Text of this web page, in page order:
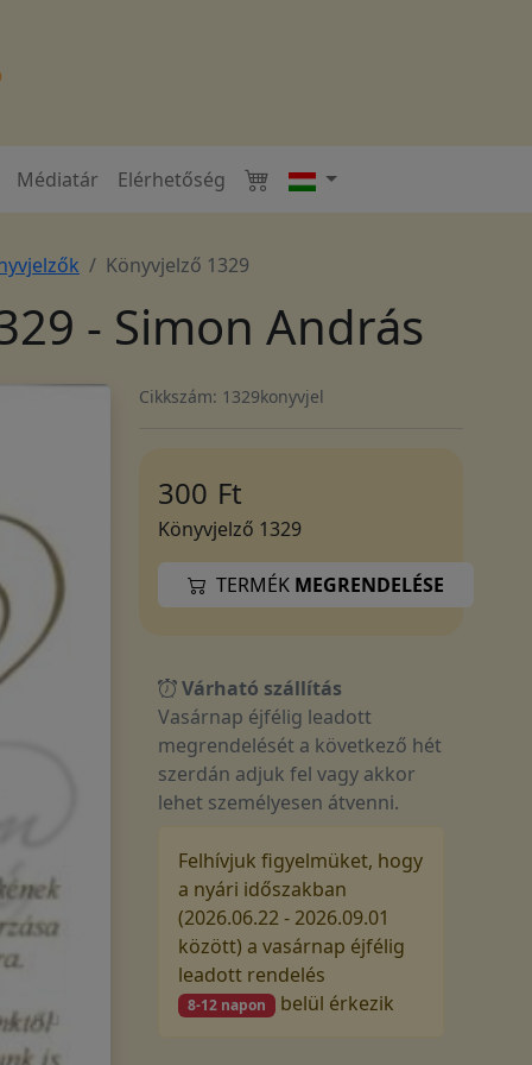
Médiatár Elérhetőség
Könyvjelző 1329
- Simon András
Cikkszám: 1329konyvjel
300 Ft
Könyvjelző 1329
TERMÉK MEGRENDELÉSE
Várható szállítás
Vasárnap éjfélig leadott
megrendelését a következő hét
szerdán adjuk fel vagy akkor
lehet személyesen átvenni.
Felhívjuk figyelmüket, hogy
a nyári időszakban
(2026.06.22 - 2026.09.01
között) a vasárnap éjfélig
leadott rendelés
8-12 napon belül érkezik